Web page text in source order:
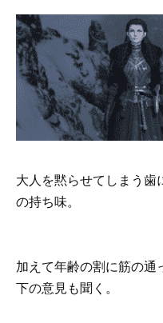
大人を黙らせてしまう歯
の持ち味。
加えて年齢の割に筋の通
下の意見も聞く。